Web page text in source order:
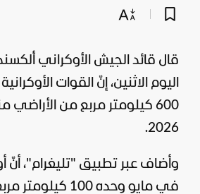
قال قائد الجيش الأوكراني
اليوم الاثنين، إنّ القوات
600 كيلومتر مربع من الأراضي
2026.
وأضاف عبر تطبيق "تليغرام"، أنّ
في مايو وحده 100